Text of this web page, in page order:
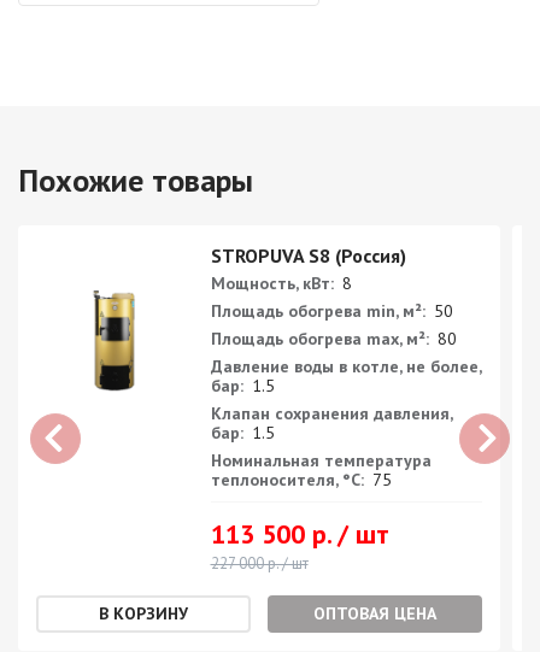
Похожие товары
STROPUVA S8 (Россия)
Мощность, кВт: 8
Площадь обогрева min, м²: 50
Площадь обогрева max, м²: 80
Давление воды в котле, не более,
бар: 1.5
Клапан сохранения давления,
бар: 1.5
Номинальная температура
теплоносителя, °С: 75
113 500 р. / шт
227 000 р. / шт
ОПТОВАЯ ЦЕНА